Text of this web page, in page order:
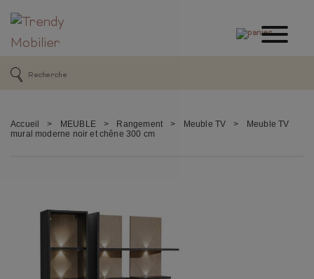
Accueil > MEUBLE > Rangement > Meuble TV >
Meuble TV
mural moderne noir et chêne 300 cm